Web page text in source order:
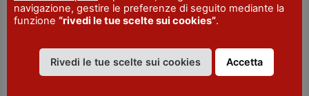
Dove: Salone del Conservatorio, Via Santa
Dedicato ai giovanissimi
navigazione, gestire le preferenze di seguito mediante la
funzione “rivedi le tue scelte sui cookies”.
Rivedi le tue scelte sui cookies Accetta